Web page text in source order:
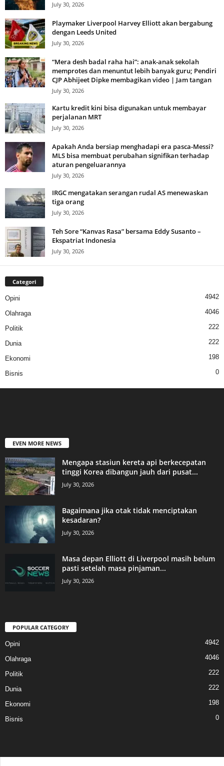
July 30, 2026
Playmaker Liverpool Harvey Elliott akan bergabung
dengan Leeds United
July 30, 2026
“Mera desh badal raha hai”: anak-anak sekolah
memprotes dan menuntut lebih banyak guru; Pendiri
CJP Abhijeet Dipke membagikan video | Jam tangan
July 30, 2026
Kartu kredit kini bisa digunakan untuk membayar
perjalanan MRT
July 30, 2026
Apakah Anda bersiap menghadapi era pasca-Messi?
MLS bisa membuat perubahan signifikan terhadap
aturan pengeluarannya
July 30, 2026
IRGC mengatakan serangan rudal AS menewaskan
tiga orang
July 30, 2026
Teh Sore “Kanvas Rasa” bersama Eddy Susanto –
Ekspatriat Indonesia
July 30, 2026
Categori
Opini 4942
Olahraga 4046
Politik 222
Dunia 222
Ekonomi 198
Bisnis 0
EVEN MORE NEWS
Mengapa stasiun kereta api berkecepatan
tinggi Korea dibangun jauh dari pusat...
July 30, 2026
Bagaimana jika otak tidak menciptakan
kesadaran?
July 30, 2026
Masa depan Elliott di Liverpool masih belum
pasti setelah masa pinjaman...
July 30, 2026
POPULAR CATEGORY
Opini 4942
Olahraga 4046
Politik 222
Dunia 222
Ekonomi 198
Bisnis 0